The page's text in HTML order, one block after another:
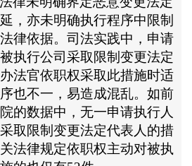
，亦未明确执行程序中限制
律依据。司法实践中，申请
执行公司采取限制变更法定
法官依职权采取此措施时适
也不一，易造成混乱。如前
的数据中，无一申请执行人
取限制变更法定代表人的措
法律规定依职权主动对被执